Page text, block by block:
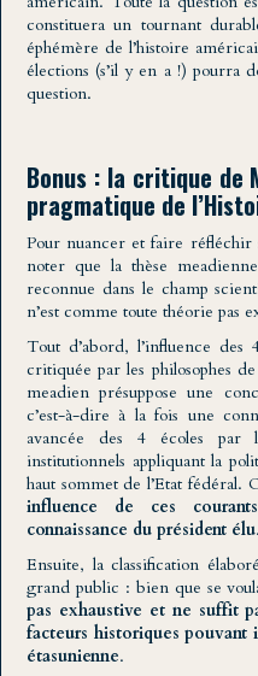
constituera un tournant
éphémère de l’histoire
élections (s’il y en a !) pourra
question.
Bonus : la critique de
pragmatique de
Pour nuancer et faire
noter que la thèse
reconnue dans le champ
n’est comme toute théorie pas
Tout d’abord, l’influence des
critiquée par les philosophes
meadien présuppose une
c’est-à-dire à la fois une
avancée des 4 écoles par
institutionnels appliquant la
haut sommet de l’Etat fédéral.
influence de ces
connaissance du président élu.
Ensuite, la classification
grand public : bien que se
pas exhaustive et ne suffit
facteurs historiques
étasunienne.